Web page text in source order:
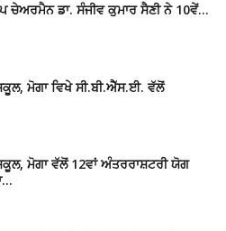
ਚੇਅਰਮੈਨ ਡਾ. ਸੰਜੀਵ ਕੁਮਾਰ ਸੈਣੀ ਨੇ 10ਵੇਂ…
ਮੋਗਾ ਵਿਖੇ ਸੀ.ਬੀ.ਐੱਸ.ਈ. ਵੱਲੋਂ
ਮੋਗਾ ਵੱਲੋਂ 12ਵਾਂ ਅੰਤਰਰਾਸ਼ਟਰੀ ਯੋਗ